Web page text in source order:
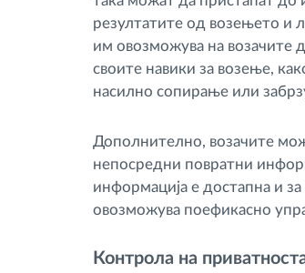
резултатите од возењето и
им овозможува на возачите
своите навики за возење,
насилно сопирање или
Дополнително, возачите
непосредни повратни
информација е достапна и
овозможува поефикасно
Контрола на